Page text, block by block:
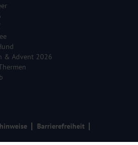
& Advent 2026
Barrierefreiheit